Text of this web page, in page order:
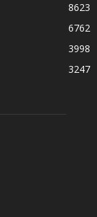
8623
6762
3998
3247